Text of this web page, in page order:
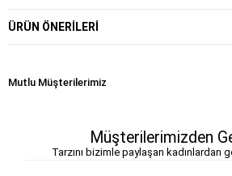
ÜRÜN ÖNERILERI
Mutlu Müşterilerimiz
Müşterilerimizden
Tarzını bizimle paylaşan kadınlardan